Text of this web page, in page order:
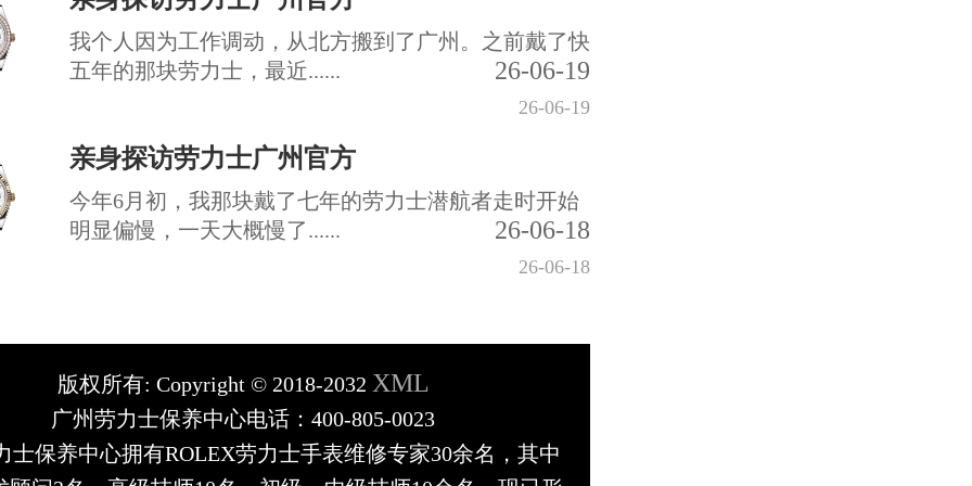
我个人因为工作调动，从北方搬到了广州。之前戴了快
五年的那块劳力士，最近......
26-06-19
26-06-19
亲身探访劳力士广州官方
今年6月初，我那块戴了七年的劳力士潜航者走时开始
明显偏慢，一天大概慢了......
26-06-18
26-06-18
版权所有: Copyright © 2018-2032 XML
广州劳力士保养中心电话：400-805-0023
士保养中心拥有ROLEX劳力士手表维修专家30余名，其中